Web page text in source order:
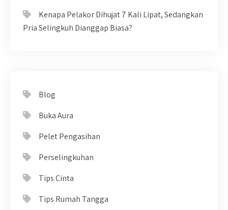
Kenapa Pelakor Dihujat 7 Kali Lipat, Sedangkan
Pria Selingkuh Dianggap Biasa?
Blog
Buka Aura
Pelet Pengasihan
Perselingkuhan
Tips Cinta
Tips Rumah Tangga